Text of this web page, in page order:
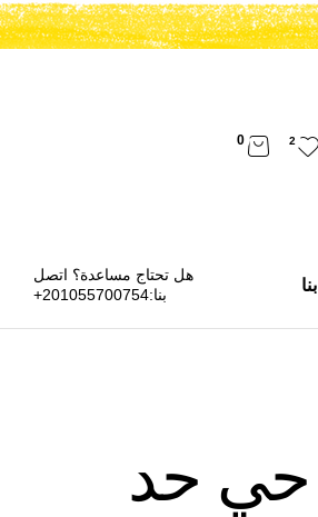
2
0
هل تحتاج مساعدة؟ اتصل
بنا:201055700754+
حي حد